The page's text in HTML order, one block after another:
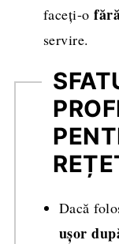
faceți-o
servire.
Dacă
ușor